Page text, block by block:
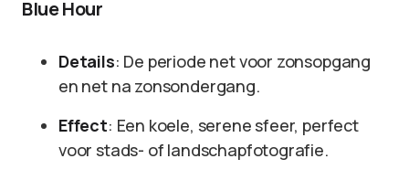
Blue Hour
Details: De periode net voor zonsopgang
en net na zonsondergang.
Effect: Een koele, serene sfeer, perfect
voor stads- of landschapfotografie.